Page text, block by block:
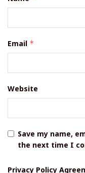
Email *
Website
Save my name,
the next time I
Privacy Policy